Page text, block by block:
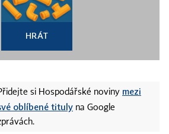
HRÁT
si Hospodářské noviny mezi
oblíbené tituly na Google